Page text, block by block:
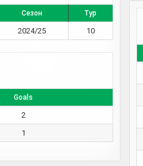
Сезон Тур
2024/25 10
Goals
2
1